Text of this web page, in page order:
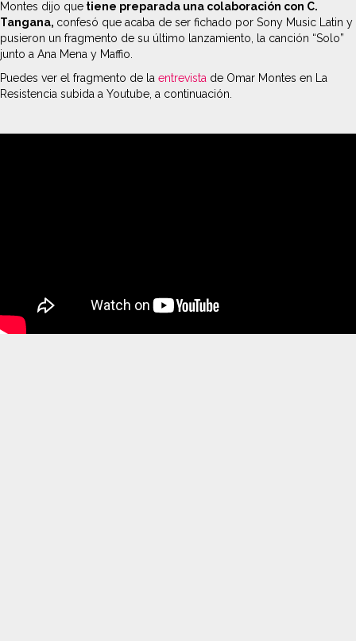
Montes dijo que tiene preparada una colaboración con C.
Tangana, confesó que acaba de ser fichado por Sony Music Latin y
pusieron un fragmento de su último lanzamiento, la canción “Solo”
junto a Ana Mena y Maffio.
Puedes ver el fragmento de la entrevista de Omar Montes en La
Resistencia subida a Youtube, a continuación.